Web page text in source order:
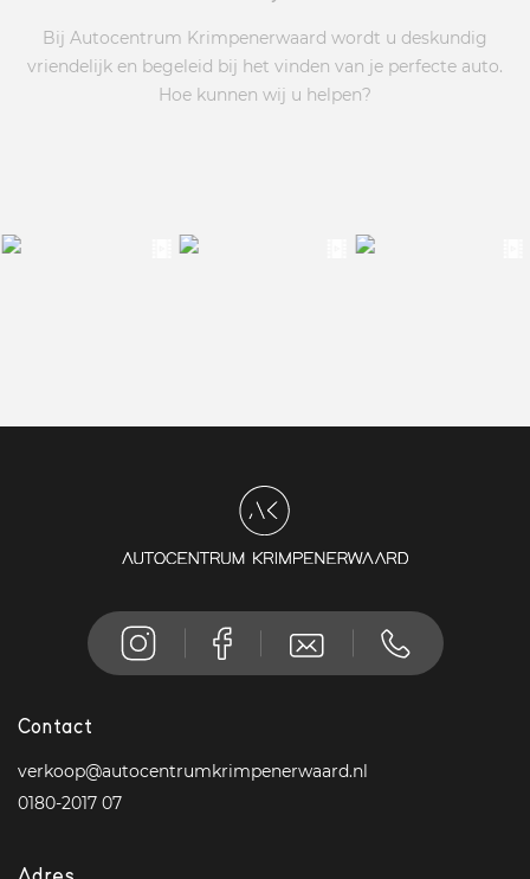
Bij Autocentrum Krimpenerwaard wordt u deskundig
vriendelijk en begeleid bij het vinden van je perfecte auto.
Hoe kunnen wij u helpen?
Contact
verkoop@autocentrumkrimpenerwaard.nl
0180-2017 07